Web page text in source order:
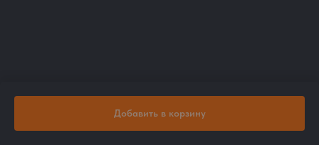
Добавить в корзину